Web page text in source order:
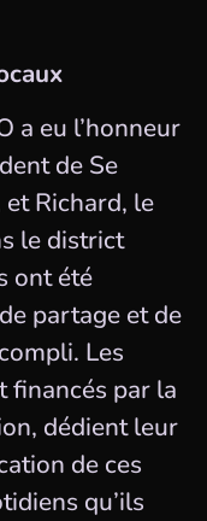
a eu l’honneur
de Se
Richard, le
le district
ont été
partage et de
Les
financés par la
dédient leur
de ces
qu’ils